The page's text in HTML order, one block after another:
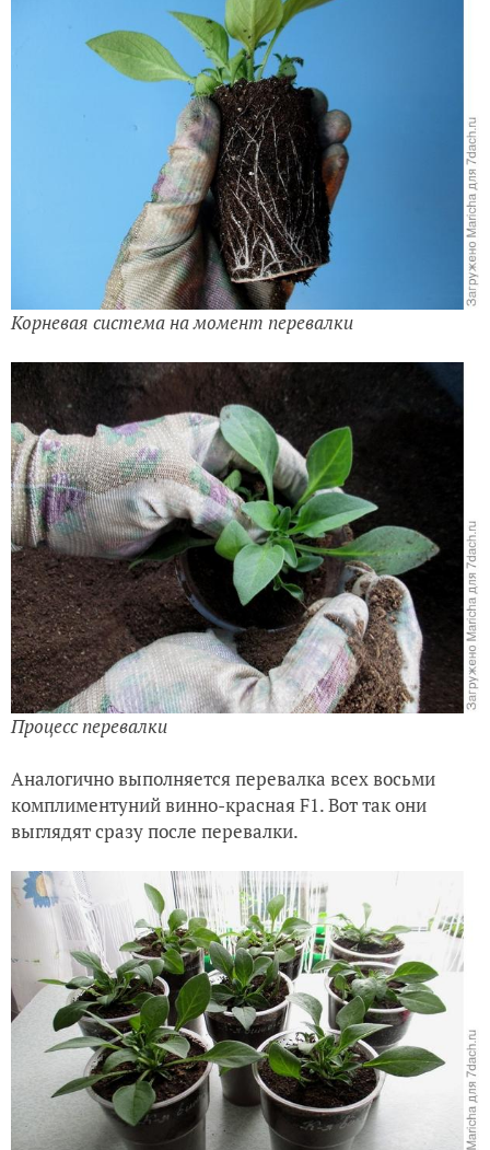
Корневая система на момент перевалки
Процесс перевалки
Аналогично выполняется перевалка всех восьми
комплиментуний винно-красная F1. Вот так они
выглядят сразу после перевалки.